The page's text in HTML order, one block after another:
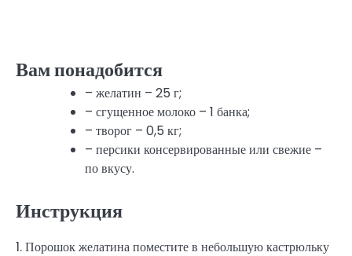
Вам понадобится
– желатин – 25 г;
– сгущенное молоко – 1 банка;
– творог – 0,5 кг;
– персики консервированные или свежие –
по вкусу.
Инструкция
1. Порошок желатина поместите в небольшую кастрюльку